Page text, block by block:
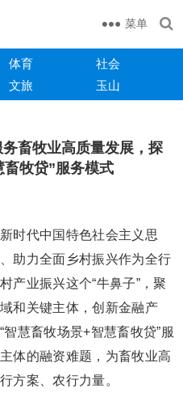
菜单
体育
社会
文旅 玉山
畜牧业高质量发展，探
牧贷”服务模式
时代中国特色社会主义思
助力全面乡村振兴作为全行
产业振兴这个“牛鼻子”，聚
和关键主体，创新金融产
慧畜牧场景+智慧畜牧贷”服
体的融资难题，为畜牧业高
方案、农行力量。